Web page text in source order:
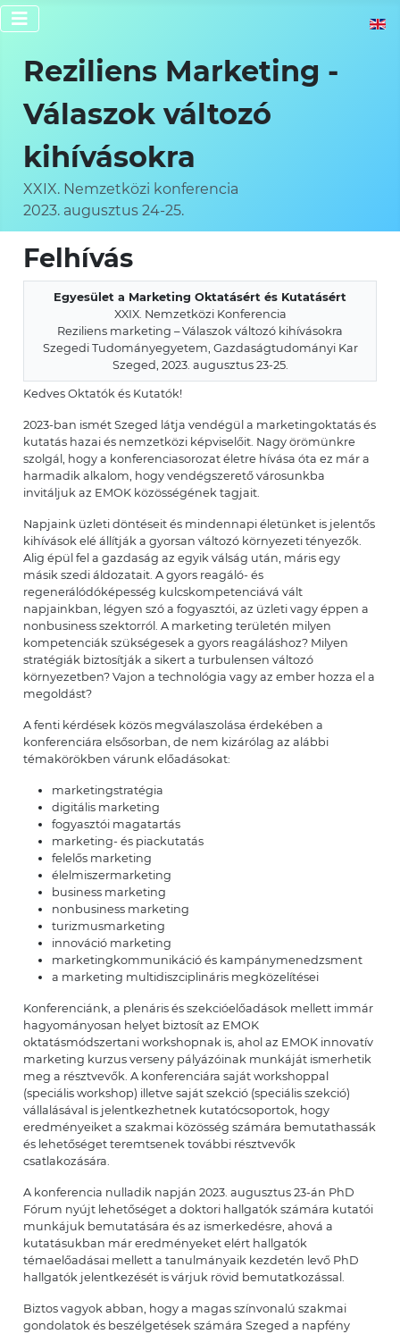
Reziliens Marketing -
Válaszok változó
kihívásokra
XXIX. Nemzetközi konferencia
2023. augusztus 24-25.
Felhívás
Egyesület a Marketing Oktatásért és Kutatásért
XXIX. Nemzetközi Konferencia
Reziliens marketing – Válaszok változó kihívásokra
Szegedi Tudományegyetem, Gazdaságtudományi Kar
Szeged, 2023. augusztus 23-25.
Kedves Oktatók és Kutatók!
2023-ban ismét Szeged látja vendégül a marketingoktatás és
kutatás hazai és nemzetközi képviselőit. Nagy örömünkre
szolgál, hogy a konferenciasorozat életre hívása óta ez már a
harmadik alkalom, hogy vendégszerető városunkba
invitáljuk az EMOK közösségének tagjait.
Napjaink üzleti döntéseit és mindennapi életünket is jelentős
kihívások elé állítják a gyorsan változó környezeti tényezők.
Alig épül fel a gazdaság az egyik válság után, máris egy
másik szedi áldozatait. A gyors reagáló- és
regenerálódóképesség kulcskompetenciává vált
napjainkban, légyen szó a fogyasztói, az üzleti vagy éppen a
nonbusiness szektorról. A marketing területén milyen
kompetenciák szükségesek a gyors reagáláshoz? Milyen
stratégiák biztosítják a sikert a turbulensen változó
környezetben? Vajon a technológia vagy az ember hozza el a
megoldást?
A fenti kérdések közös megválaszolása érdekében a
konferenciára elsősorban, de nem kizárólag az alábbi
témakörökben várunk előadásokat:
marketingstratégia
digitális marketing
fogyasztói magatartás
marketing- és piackutatás
felelős marketing
élelmiszermarketing
business marketing
nonbusiness marketing
turizmusmarketing
innováció marketing
marketingkommunikáció és kampánymenedzsment
a marketing multidiszciplináris megközelítései
Konferenciánk, a plenáris és szekcióelőadások mellett immár
hagyományosan helyet biztosít az EMOK
oktatásmódszertani workshopnak is, ahol az EMOK innovatív
marketing kurzus verseny pályázóinak munkáját ismerhetik
meg a résztvevők. A konferenciára saját workshoppal
(speciális workshop) illetve saját szekció (speciális szekció)
vállalásával is jelentkezhetnek kutatócsoportok, hogy
eredményeiket a szakmai közösség számára bemutathassák
és lehetőséget teremtsenek további résztvevők
csatlakozására.
A konferencia nulladik napján 2023. augusztus 23-án PhD
Fórum nyújt lehetőséget a doktori hallgatók számára kutatói
munkájuk bemutatására és az ismerkedésre, ahová a
kutatásukban már eredményeket elért hallgatók
témaelőadásai mellett a tanulmányaik kezdetén levő PhD
hallgatók jelentkezését is várjuk rövid bemutatkozással.
Biztos vagyok abban, hogy a magas színvonalú szakmai
gondolatok és beszélgetések számára Szeged a napfény